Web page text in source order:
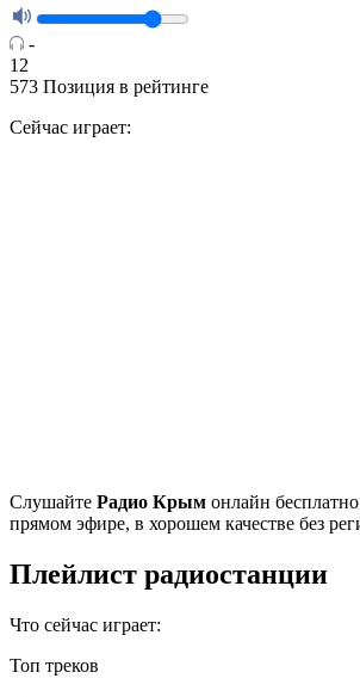
-
12
573 Позиция в рейтинге
Сейчас играет:
Cлушайте Радио Крым онлайн
прямом эфире, в хорошем качестве без
Плейлист радиостанции
Что сейчас играет:
Топ треков